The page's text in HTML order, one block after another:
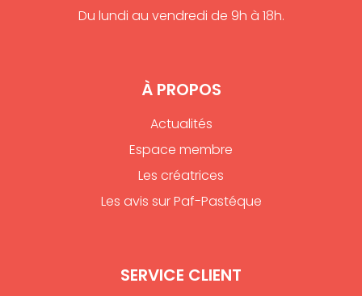
Du lundi au vendredi de 9h à 18h.
À PROPOS
Actualités
Espace membre
Les créatrices
Les avis sur Paf-Pastéque
SERVICE CLIENT